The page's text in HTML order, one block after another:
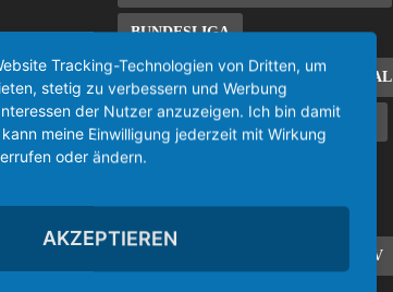
BUNDESLIGA
CYBER MONDAY WOCHE DEAL
DEAL/SCHNÄPPCHEN DEALS
EINTRACHT FRANKFURT
ES FILE EXPLORER
FIRE TV
Tracking-Technologien von Dritten, um
stetig zu verbessern und Werbung
der Nutzer anzuzeigen. Ich bin damit
meine Einwilligung jederzeit mit Wirkung
oder ändern.
AKZEPTIEREN